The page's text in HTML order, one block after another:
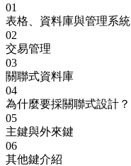
01
表格、資料庫與管理系統
02
交易管理
03
關聯式資料庫
04
為什麼要採關聯式設計？
05
主鍵與外來鍵
06
其他鍵介紹